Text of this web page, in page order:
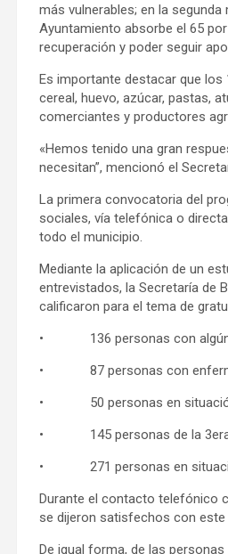
más vulnerables; en la
Ayuntamiento absorbe el 65
recuperación y poder seguir
Es importante destacar que
cereal, huevo, azúcar, pastas,
comerciantes y productores
«Hemos tenido una gran
necesitan”, mencionó el
La primera convocatoria del
sociales, vía telefónica o
todo el municipio.
Mediante la aplicación de un
entrevistados, la Secretaría de
calificaron para el tema de
• 136 personas con algún
• 87 personas con
• 50 personas en situación
• 145 personas de la 3era
• 271 personas en situación
Durante el contacto telefónico
se dijeron satisfechos con
De igual forma, de las